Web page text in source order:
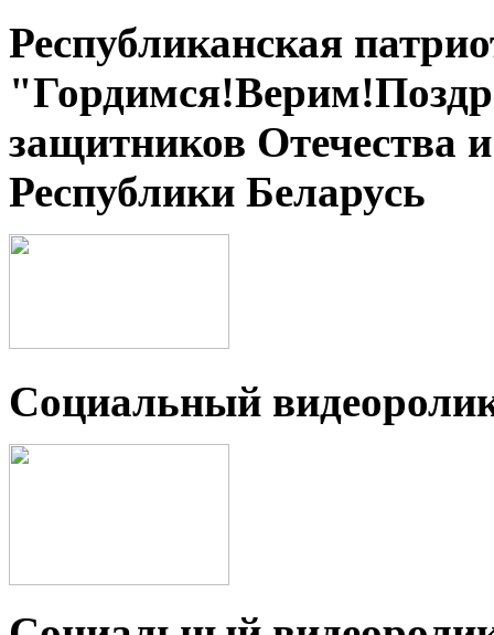
Республиканская
защитников Отечества
Республики Беларусь
Социальный